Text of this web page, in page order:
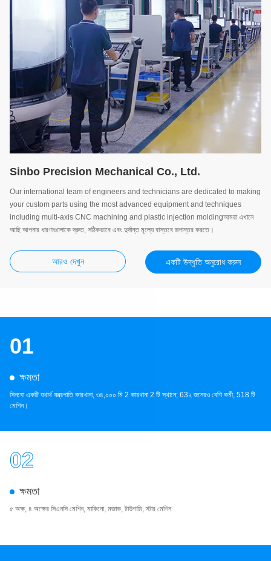
Sinbo Precision Mechanical Co., Ltd.
Our international team of engineers and technicians are dedicated to making
your custom parts using the most advanced equipment and techniques
including multi-axis CNC machining and plastic injection moldingআমরা এখানে
আছি আপনার ধারণাগুলোকে দ্রুত, সঠিকভাবে এবং দুর্দান্ত মূল্যে বাস্তবে রূপান্তর করতে।
আরও দেখুন একটি উদ্ধৃতি অনুরোধ করুন
01
ক্ষমতা
সিনবো একটি যথার্থ যন্ত্রপাতি কারখানা, ৩৪,০০০ মি 2 কারখানা 2 টি স্থানে; 63২ জনেরও বেশি কর্মী, 518 টি
মেশিন।
02
ক্ষমতা
৫ অক্ষ, ৪ অক্ষের সিএনসি মেশিন, মাকিনো, মজাক, টাউগামি, স্টার মেশিন